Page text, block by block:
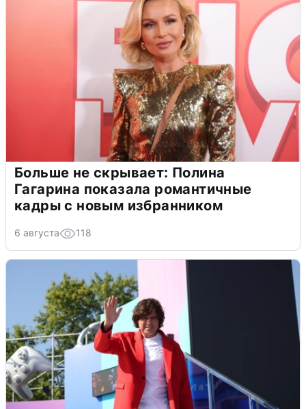
Больше не скрывает: Полина
Гагарина показала романтичные
кадры с новым избранником
6 августа 118